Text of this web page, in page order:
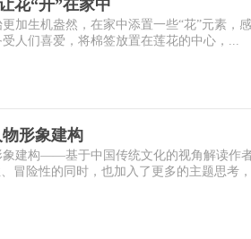
花“开”在家中
加生机盎然，在家中添置一些“花”元素，
人们喜爱，将棉签放置在莲花的中心，...
物形象建构
象建构——基于中国传统文化的视角解读作
冒险性的同时，也加入了更多的主题思考